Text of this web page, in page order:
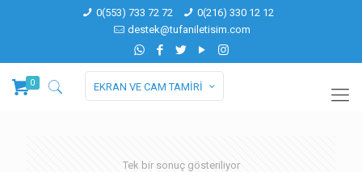
0(553) 733 72 72
0(216) 330 12 12
destek@tufaniletisim.com
0 EKRAN VE CAM TAMİRİ
Tek bir sonuç gösteriliyor